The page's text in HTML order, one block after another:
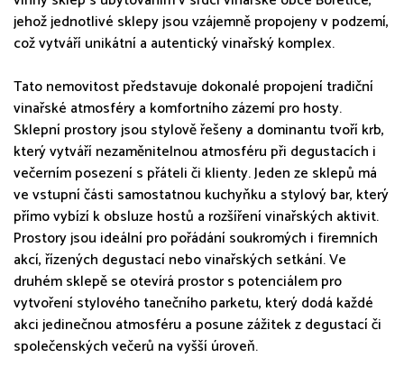
jehož jednotlivé sklepy jsou vzájemně propojeny v podzemí,
což vytváří unikátní a autentický vinařský komplex.
Tato nemovitost představuje dokonalé propojení tradiční
vinařské atmosféry a komfortního zázemí pro hosty.
Sklepní prostory jsou stylově řešeny a dominantu tvoří krb,
který vytváří nezaměnitelnou atmosféru při degustacích i
večerním posezení s přáteli či klienty. Jeden ze sklepů má
ve vstupní části samostatnou kuchyňku a stylový bar, který
přímo vybízí k obsluze hostů a rozšíření vinařských aktivit.
Prostory jsou ideální pro pořádání soukromých i firemních
akcí, řízených degustací nebo vinařských setkání. Ve
druhém sklepě se otevírá prostor s potenciálem pro
vytvoření stylového tanečního parketu, který dodá každé
akci jedinečnou atmosféru a posune zážitek z degustací či
společenských večerů na vyšší úroveň.